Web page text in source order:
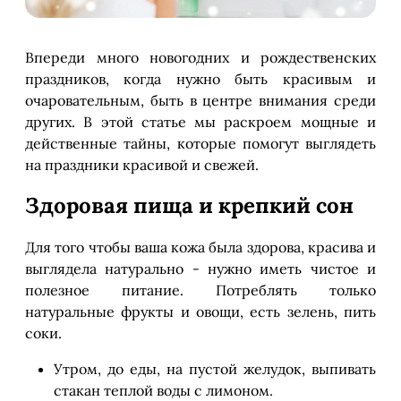
Впереди много новогодних и рождественских
праздников, когда нужно быть красивым и
очаровательным, быть в центре внимания среди
других. В этой статье мы раскроем мощные и
действенные тайны, которые помогут выглядеть
на праздники красивой и свежей.
Здоровая пища и крепкий сон
Для того чтобы ваша кожа была здорова, красива и
выглядела натурально - нужно иметь чистое и
полезное питание. Потреблять только
натуральные фрукты и овощи, есть зелень, пить
соки.
Утром, до еды, на пустой желудок, выпивать
стакан теплой воды с лимоном.